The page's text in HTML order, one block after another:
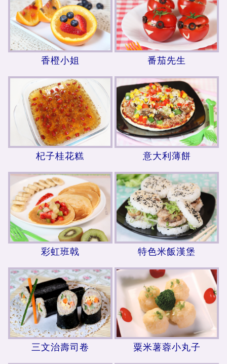
香橙小姐 番茄先生
杞子桂花糕 意大利薄餅
彩虹班戟 特色米飯漢堡
三文治壽司卷 粟米薯蓉小丸子